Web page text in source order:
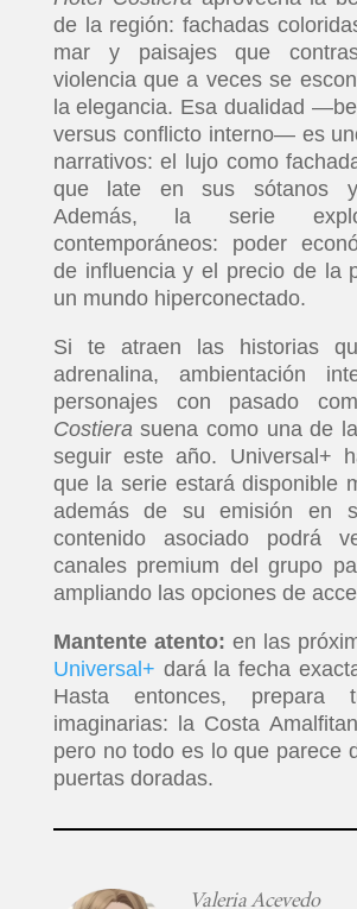
de la región: fachadas
mar y paisajes que
violencia que a veces se
la elegancia. Esa dualidad
versus conflicto interno— es
narrativos: el lujo como
que late en sus sótanos y
Además, la serie
contemporáneos: poder
de influencia y el precio de la
un mundo hiperconectado.
Si te atraen las historias
adrenalina, ambientación
personajes con pasado
Costiera suena como una de
seguir este año. Universal+
que la serie estará disponible
además de su emisión en
contenido asociado podrá
canales premium del grupo
ampliando las opciones de
Mantente atento: en las
Universal+ dará la fecha
Hasta entonces, prepara
imaginarias: la Costa
pero no todo es lo que parece
puertas doradas.
Valeria Acevedo